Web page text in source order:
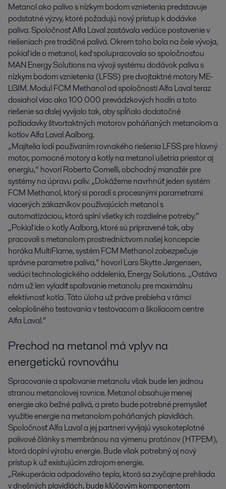
Metanol ako palivo s nízkym bodom vznietenia predstavuje
podstatné výzvy, ktoré požadujú nový prístup k dodávke
paliva. Spoločnosť Alfa Laval zastávala vedúce postavenie v
riešeniach pre tradičné palivá. Okrem toho bola na čele vývoja,
pokiaľ ide o metanol, keď spolupracovala so spoločnosťou
MAN Energy Solutions na vývoji systému dodávok paliva s
nízkym bodom vznietenia (LFSS) pre dvojtaktné motory ME-
LGIM. Modul FCM Methanol od spoločnosti Alfa Laval teraz
dosiahol viac ako 100 000 prevádzkových hodín a toto
riešenie sa ďalej vyvíjalo tak, aby spĺňalo dodatočné
požiadavky štvortaktných motorov poháňaných metanolom a
kotlov Alfa Laval Aalborg.
„Majitelia lodí používaním rovnakého riešenia LFSS pre hlavný
motor, pomocné motory a kotly na metanol ušetria priestor aj
energiu,” hovorí Roberto Comelli, obchodný manažér pre
systémy na úpravu palív. „Dokážeme navrhnúť jeden systém
FCM Methanol, ktorý si poradí s procesnými parametrami
viacerých zákazníkov používajúcich metanol s
automatizáciou, ktorá splní všetky ich rozdielne potreby.“
„Pokiaľ ide o kotly Aalborg, ktoré sú pripravené tak, aby
pracovali s metanolom prostredníctvom našej koncepcie
horáka MultiFlame, systém FCM Methanol zabezpečuje
správne parametre paliva,“ hovorí Lars Skytte Jørgensen,
vedúci technologického oddelenia, Energy Solutions. „Ostáva
nám už len vyladiť spaľovanie metanolu pre maximálnu
efektívnosť kotla. Táto úloha už práve prebieha v rámci
celoplošného testovania v testovacom a školiacom centre
Alfa Laval.“
Prechod na metanol má vplyv na
energetickú rovnováhu
Spracovanie a spaľovanie metanolu však bude len jednou
stranou metanolovej rovnice. Metanol obsahuje menej
energie ako bežné palivá, a preto bude potrebné premyslieť
využitie energie na metanolom poháňaných plavidlách.
Spoločnosť Alfa Laval a jej partneri vyvíjajú vysokoteplotné
palivové články s membránou na výmenu protónov (HTPEM),
ktorá doplní výrobu energie. Bude však potrebný aj nový
prístup k už existujúcim zdrojom energie.
„Rekuperácia odpadového tepla, ktorá sa zvyčajne prehliada
v dnešných plavidlách, bude kľúčovým komponentom